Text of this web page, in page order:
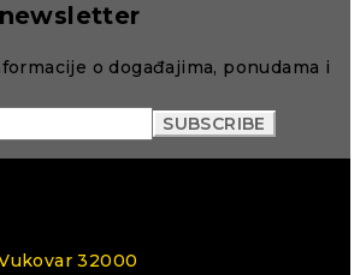
o događajima, ponudama i
32000